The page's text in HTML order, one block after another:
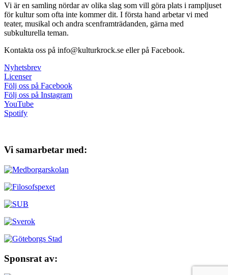
Vi är en samling nördar av olika slag som vill göra plats i rampljuset
för kultur som ofta inte kommer dit. I första hand arbetar vi med
teater, musikal och andra scenframträdanden, gärna med
subkulturella teman.
Kontakta oss på info@kulturkrock.se eller på Facebook.
Nyhetsbrev
Licenser
Följ oss på Facebook
Följ oss på Instagram
YouTube
Spotify
Vi samarbetar med:
Sponsrat av: